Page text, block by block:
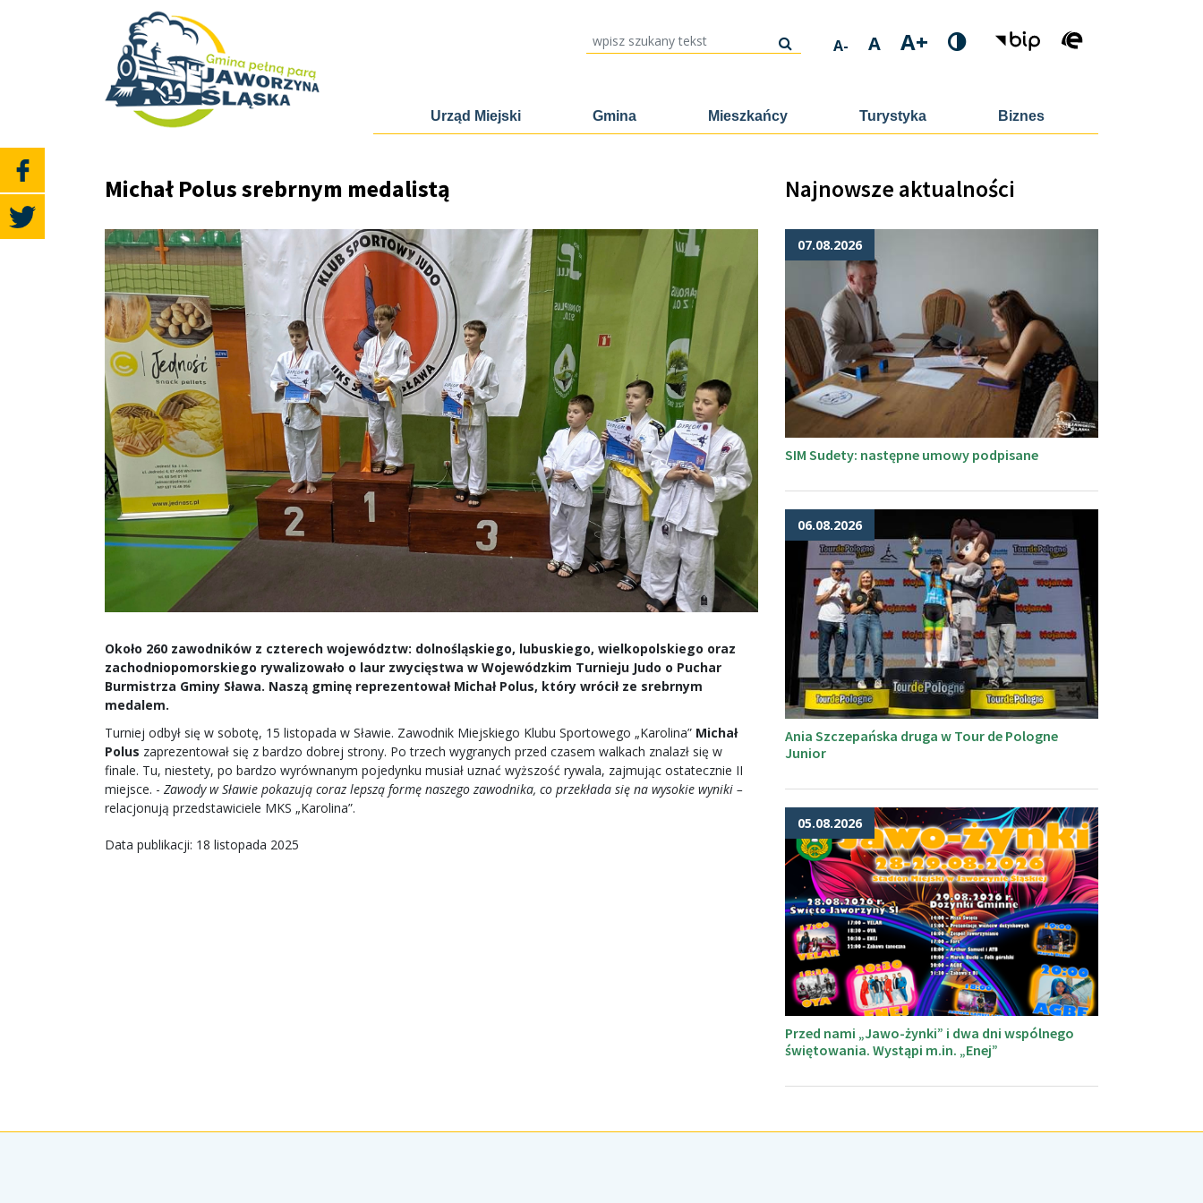
wpisz szukany tekst A- A A+
Urząd Miejski Gmina Mieszkańcy Turystyka Biznes
Michał Polus srebrnym medalistą
Około 260 zawodników z czterech województw: dolnośląskiego, lubuskiego, wielkopolskiego oraz
zachodniopomorskiego rywalizowało o laur zwycięstwa w Wojewódzkim Turnieju Judo o Puchar
Burmistrza Gminy Sława. Naszą gminę reprezentował Michał Polus, który wrócił ze srebrnym
medalem.
Turniej odbył się w sobotę, 15 listopada w Sławie. Zawodnik Miejskiego Klubu Sportowego „Karolina” Michał
Polus zaprezentował się z bardzo dobrej strony. Po trzech wygranych przed czasem walkach znalazł się w
finale. Tu, niestety, po bardzo wyrównanym pojedynku musiał uznać wyższość rywala, zajmując ostatecznie II
miejsce. - Zawody w Sławie pokazują coraz lepszą formę naszego zawodnika, co przekłada się na wysokie wyniki –
relacjonują przedstawiciele MKS „Karolina”.
Data publikacji: 18 listopada 2025
Najnowsze aktualności
07.08.2026
SIM Sudety: następne umowy podpisane
06.08.2026
Ania Szczepańska druga w Tour de Pologne
Junior
05.08.2026
Przed nami „Jawo-żynki” i dwa dni wspólnego
świętowania. Wystąpi m.in. „Enej”